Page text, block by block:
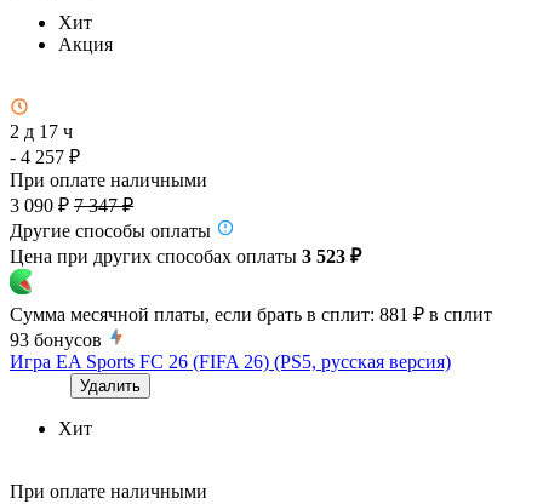
Хит
Акция
2 д 17 ч
- 4 257 ₽
При оплате наличными
3 090 ₽ 7 347 ₽
Другие способы оплаты
Цена при других способах оплаты 3 523 ₽
Сумма месячной платы, если брать в сплит: 881 ₽ в сплит
93 бонусов
Игра EA Sports FC 26 (FIFA 26) (PS5, русская версия)
Удалить
Хит
При оплате наличными